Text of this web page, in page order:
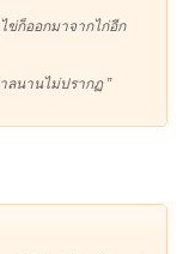
ข่ก็ออกมาจากไก่อีก
นานไม่ปรากฏ ”